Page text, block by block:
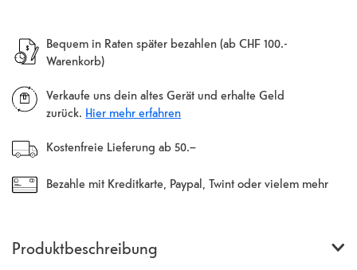
Bequem in Raten später bezahlen (ab CHF 100.-
Warenkorb)
Verkaufe uns dein altes Gerät und erhalte Geld
zurück. Hier mehr erfahren
Kostenfreie Lieferung ab 50.–
Bezahle mit Kreditkarte, Paypal, Twint oder vielem mehr
Produktbeschreibung